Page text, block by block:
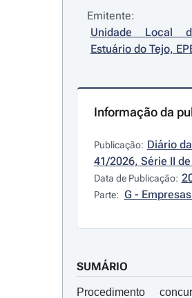
Emitente:
Unidade Local
Estuário do Tejo,
Informação da
Publicação: Diário
41/2026, Série II
Data de Publicação:
Parte: G -
SUMÁRIO
Procedimento